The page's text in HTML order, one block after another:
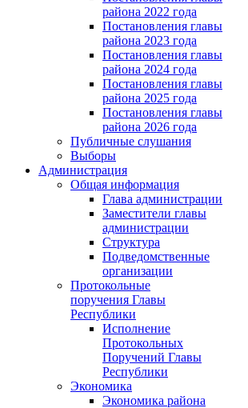
района 2022 года
Постановления главы
района 2023 года
Постановления главы
района 2024 года
Постановления главы
района 2025 года
Постановления главы
района 2026 года
Публичные слушания
Выборы
Администрация
Общая информация
Глава администрации
Заместители главы
администрации
Структура
Подведомственные
организации
Протокольные
поручения Главы
Республики
Исполнение
Протокольных
Поручений Главы
Республики
Экономика
Экономика района